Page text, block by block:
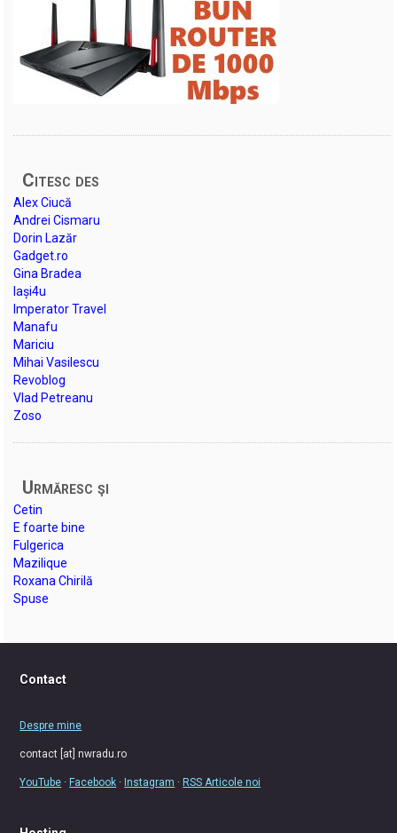
Citesc des
Alex Ciucă
Andrei Cismaru
Dorin Lazăr
Gadget.ro
Gina Bradea
Iași4u
Imperator Travel
Manafu
Mariciu
Mihai Vasilescu
Revoblog
Vlad Petreanu
Zoso
Urmăresc şi
Cetin
E foarte bine
Fulgerica
Mazilique
Roxana Chirilă
Spuse
Contact
Despre mine
contact [at] nwradu.ro
YouTube ·Facebook ·Instagram ·RSS Articole noi